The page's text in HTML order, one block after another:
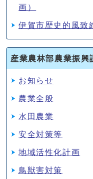
画）
伊賀市歴史的風致
産業農林部農業振興
お知らせ
農業全般
水田農業
安全対策等
地域活性化計画
鳥獣害対策